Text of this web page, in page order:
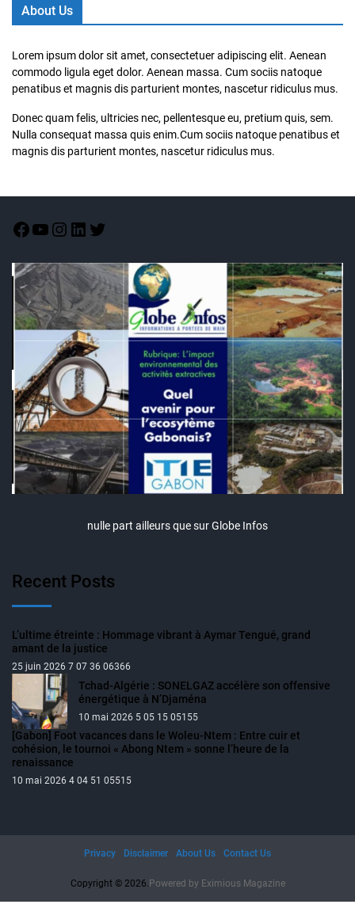
About Us
Lorem ipsum dolor sit amet, consectetuer adipiscing elit. Aenean
commodo ligula eget dolor. Aenean massa. Cum sociis natoque
penatibus et magnis dis parturient montes, nascetur ridiculus mus.
Donec quam felis, ultricies nec, pellentesque eu, pretium quis, sem.
Nulla consequat massa quis enim.Cum sociis natoque penatibus et
magnis dis parturient montes, nascetur ridiculus mus.
nulle part ailleurs que sur Globe Infos
Recent Posts
L’ultime étreinte : Hommage vibrant à Aymar Tengué, grand
amant de la justice
25 juin 2026 7 07 36 06366
Tchad-Algérie : SONELGAZ accélère son offensive
énergétique à N’Djaména
10 mai 2026 5 05 15 05155
[Gabon] Foot vacances dans le Woleu-Ntem : Entre cuir et
cohésion, le tournoi « Abong Ntem » sonne l’heure de la
renaissance
10 mai 2026 4 04 51 05515
Copyright © 2026. Powered by Eximious Magazine
Privacy Disclaimer About Us Contact Us